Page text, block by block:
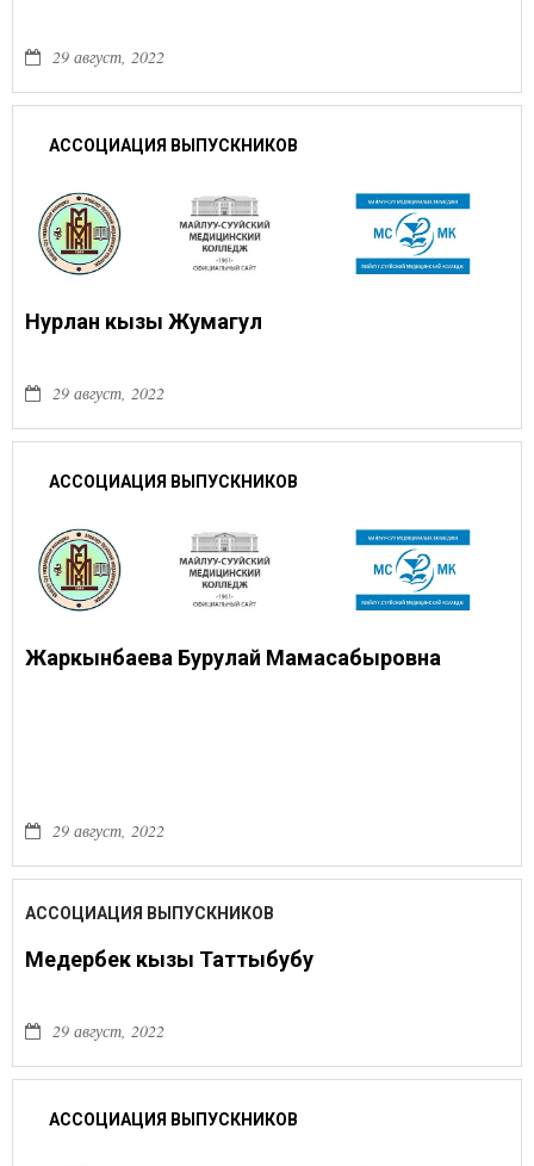
29 август, 2022
АССОЦИАЦИЯ ВЫПУСКНИКОВ
Нурлан кызы Жумагул
29 август, 2022
АССОЦИАЦИЯ ВЫПУСКНИКОВ
Жаркынбаева Бурулай Мамасабыровна
29 август, 2022
АССОЦИАЦИЯ ВЫПУСКНИКОВ
Медербек кызы Таттыбубу
29 август, 2022
АССОЦИАЦИЯ ВЫПУСКНИКОВ